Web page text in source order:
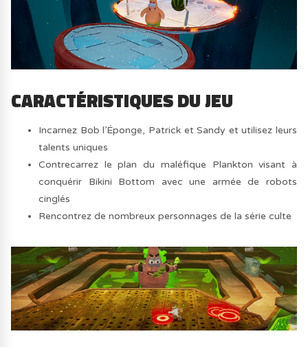
CARACTÉRISTIQUES DU JEU
Incarnez Bob l’Éponge, Patrick et Sandy et utilisez leurs
talents uniques
Contrecarrez le plan du maléfique Plankton visant à
conquérir Bikini Bottom avec une armée de robots
cinglés
Rencontrez de nombreux personnages de la série culte